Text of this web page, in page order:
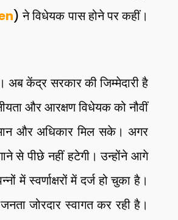
) ने विधेयक पास होने पर कहीं।
अब केंद्र सरकार की जिम्मेदारी है
और आरक्षण विधेयक को नौवीं
और अधिकार मिल सके। अगर
से पीछे नहीं हटेगी। उन्होंने आगे
स्वर्णाक्षरों में दर्ज हो चुका है।
जोरदार स्वागत कर रही है।